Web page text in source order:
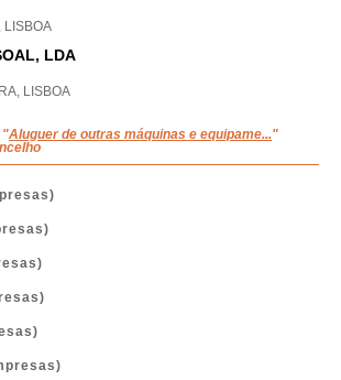
LISBOA
LDA
LISBOA
"Aluguer de outras máquinas e equipame..."